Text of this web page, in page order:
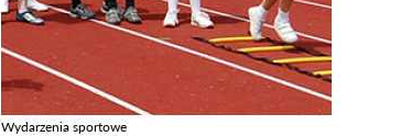
Wydarzenia sportowe